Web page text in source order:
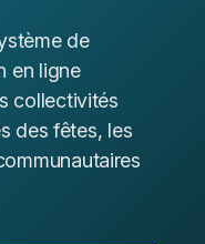
de
en ligne
collectivités
des fêtes, les